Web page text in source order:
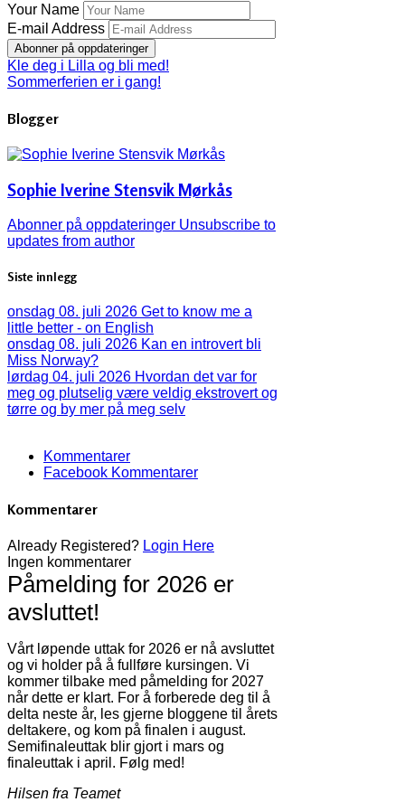
Your Name
E-mail Address
Abonner på oppdateringer
Kle deg i Lilla og bli med!
Sommerferien er i gang!
Blogger
Sophie Iverine Stensvik Mørkås
Abonner på oppdateringer Unsubscribe to
updates from author
Siste innlegg
onsdag 08. juli 2026 Get to know me a
little better - on English
onsdag 08. juli 2026 Kan en introvert bli
Miss Norway?
lørdag 04. juli 2026 Hvordan det var for
meg og plutselig være veldig ekstrovert og
tørre og by mer på meg selv
Kommentarer
Facebook Kommentarer
Kommentarer
Already Registered? Login Here
Ingen kommentarer
Påmelding for 2026 er
avsluttet!
Vårt løpende uttak for 2026 er nå avsluttet
og vi holder på å fullføre kursingen. Vi
kommer tilbake med påmelding for 2027
når dette er klart. For å forberede deg til å
delta neste år, les gjerne bloggene til årets
deltakere, og kom på finalen i august.
Semifinaleuttak blir gjort i mars og
finaleuttak i april. Følg med!
Hilsen fra Teamet